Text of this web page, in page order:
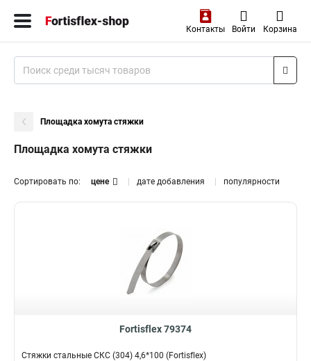
Контакты Войти Корзина
Площадка хомута стяжки
Площадка хомута стяжки
Сортировать по: цене дате добавления популярности
Fortisflex 79374
Стяжки стальные СКС (304) 4,6*100 (Fortisflex)